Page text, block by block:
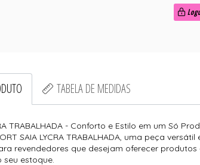
TABELA DE MEDIDAS
TRABALHADA - Conforto e Estilo em um Só
SAIA LYCRA TRABALHADA, uma peça
revendedores que desejam oferecer
estoque.